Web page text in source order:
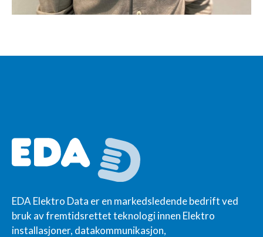
EDA Elektro Data er en markedsledende bedrift ved
bruk av fremtidsrettet teknologi innen Elektro
installasjoner, datakommunikasjon,